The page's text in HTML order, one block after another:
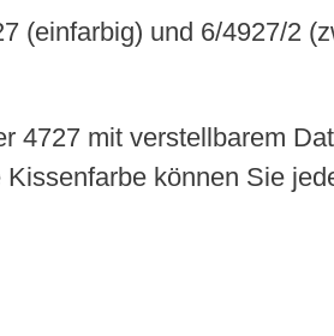
(einfarbig) und 6/4927/2
4727 mit verstellbarem
können Sie